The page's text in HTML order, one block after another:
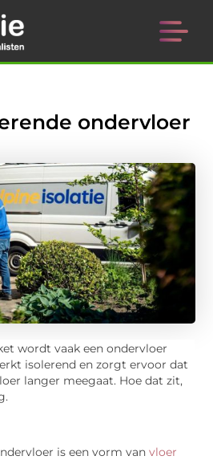
ondervloer
wordt vaak een ondervloer
isolerend en zorgt ervoor dat
langer meegaat. Hoe dat zit,
is een vorm vanvloer